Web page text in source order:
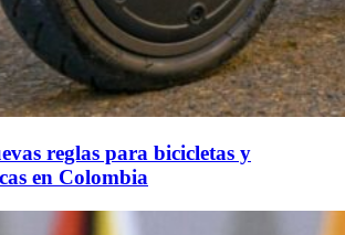
reglas para bicicletas y
en Colombia